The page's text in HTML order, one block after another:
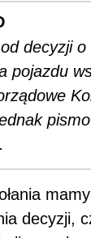
decyzji
pojazdu
decyzji,